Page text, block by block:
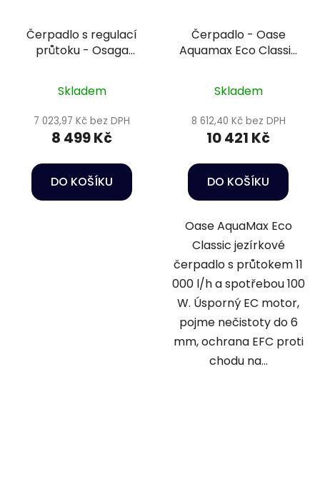
Čerpadlo s regulací
průtoku - Osaga
Skladem
7 023,97 Kč bez DPH
8 499 Kč
DO KOŠÍKU
Čerpadlo - Oase
Aquamax Eco Classic
Skladem
8 612,40 Kč bez DPH
10 421 Kč
DO KOŠÍKU
Oase AquaMax Eco
Classic jezírkové
čerpadlo s průtokem 11
000 l/h a spotřebou 100
W. Úsporný EC motor,
pojme nečistoty do 6
mm, ochrana EFC proti
chodu na...